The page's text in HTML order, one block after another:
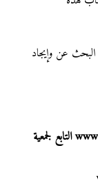
عن وإيجاد
التابع لجمعية